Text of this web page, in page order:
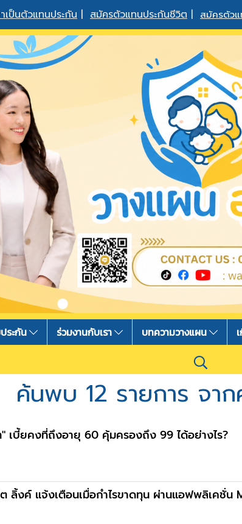
เป็นตัวแทนประกัน | สมัครตัวแทนประกันชีวิต สมัครตัว
ระกัน ร่วมงานกับเรา บทความวางแผน
ค้นพบ 12 รายการ จา
เบี้ยคงที่ถึงอายุ 60 คุ้มครองถึง 99 ได้อย่างไร?
ลิ้งค์ แจ้งเตือนเมื่อกำไรขาดทุน ผ่านแอฟพลิเคชั่น